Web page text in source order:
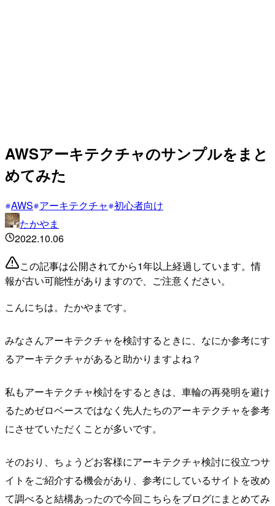
AWSアーキテクチャのサンプルをまと
めてみた
AWS アーキテクチャ 初心者向け
たかやま
2022.10.06
この記事は公開されてから1年以上経過しています。情
報が古い可能性がありますので、ご注意ください。
こんにちは。たかやまです。
みなさんアーキテクチャを検討するときに、なにか参考にす
るアーキテクチャがあると助かりますよね？
私もアーキテクチャ検討をするときは、車輪の再発明を避け
るためゼロベースではなく先人たちのアーキテクチャを参考
にさせていただくことが多いです。
そのおり、ちょうどお客様にアーキテクチャ検討に役立つサ
イトをご紹介する機会があり、参考にしているサイトを改め
て調べると結構あったので今回こちらをブログにまとめてみ